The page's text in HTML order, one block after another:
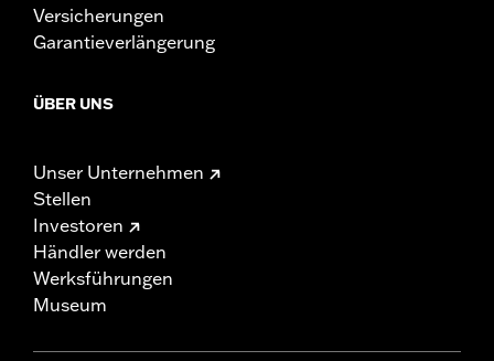
Versicherungen
Garantieverlängerung
ÜBER UNS
Unser Unternehmen
Stellen
Investoren
Händler werden
Werksführungen
Museum